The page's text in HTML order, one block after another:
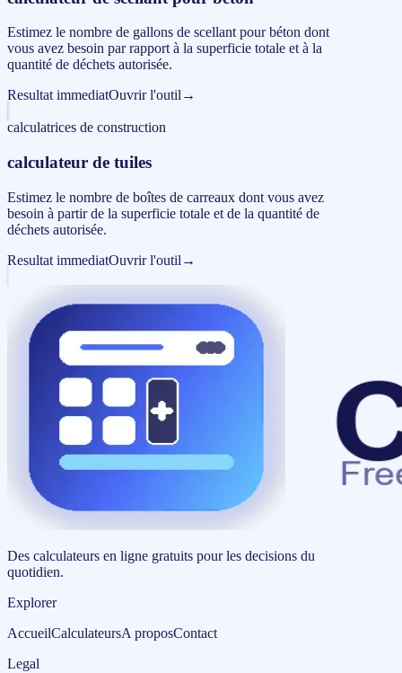
Estimez le nombre de gallons de scellant pour béton dont
vous avez besoin par rapport à la superficie totale et à la
quantité de déchets autorisée.
Resultat immediatOuvrir l'outil →
calculatrices de construction
calculateur de tuiles
Estimez le nombre de boîtes de carreaux dont vous avez
besoin à partir de la superficie totale et de la quantité de
déchets autorisée.
Resultat immediatOuvrir l'outil →
Des calculateurs en ligne gratuits pour les decisions du
quotidien.
Explorer
AccueilCalculateursA proposContact
Legal